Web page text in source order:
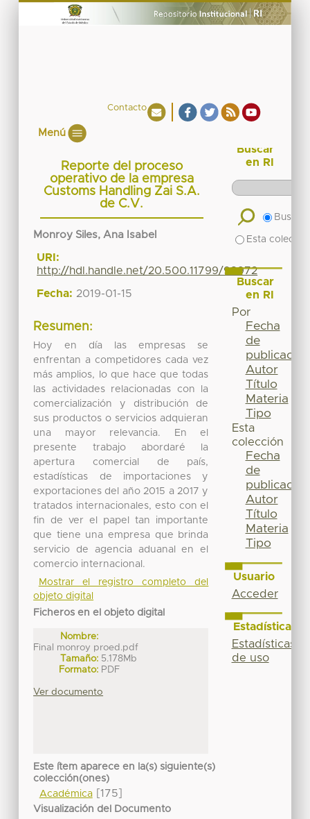
Contacto
Menú
Reporte del proceso
operativo de la empresa
Customs Handling Zai S.A.
de C.V.
Monroy Siles, Ana Isabel
URI:
http://hdl.handle.net/20.500.11799/98972
Fecha: 2019-01-15
Resumen:
Hoy en día las empresas se
enfrentan a competidores cada vez
más amplios, lo que hace que todas
las actividades relacionadas con la
comercialización y distribución de
sus productos o servicios adquieran
una mayor relevancia. En el
presente trabajo abordaré la
apertura comercial de país,
estadísticas de importaciones y
exportaciones del año 2015 a 2017 y
tratados internacionales, esto con el
fin de ver el papel tan importante
que tiene una empresa que brinda
servicio de agencia aduanal en el
comercio internacional.
Mostrar el registro completo del
objeto digital
Ficheros en el objeto digital
Nombre:
Final monroy proed.pdf
Tamaño: 5.178Mb
Formato: PDF
Ver documento
Este ítem aparece en la(s) siguiente(s)
colección(ones)
Académica[175]
Visualización del Documento
Buscar
en RI
Buscar
Esta
Buscar
en RI
Por
Fecha
de
publicación
Autor
Título
Materia
Tipo
Esta
colección
Fecha
de
publicación
Autor
Título
Materia
Tipo
Usuario
Acceder
Estadísticas
Estadísticas
de uso